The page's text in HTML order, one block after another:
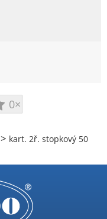
0×
> kart. 2ř. stopkový 50